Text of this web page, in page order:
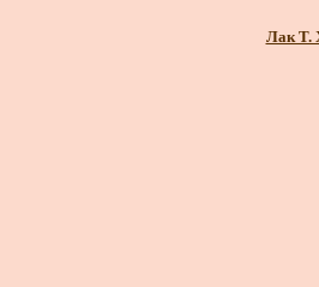
Лак Т.